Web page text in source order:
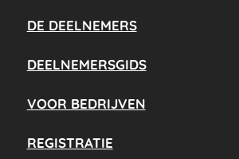
DE DEELNEMERS
DEELNEMERSGIDS
VOOR BEDRIJVEN
REGISTRATIE